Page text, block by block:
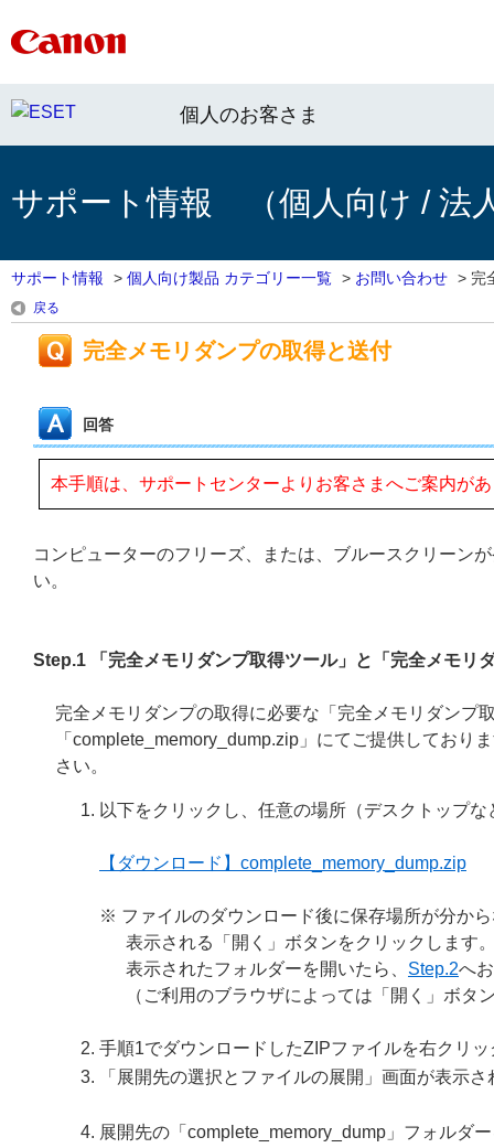
個人のお客さま
サポート情報 （個人向け / 法
サポート情報 > 個人向け製品 カテゴリー一覧 > お問い合わせ > 完
戻る
完全メモリダンプの取得と送付
回答
本手順は、サポートセンターよりお客さまへご案内が
コンピューターのフリーズ、または、ブルースクリーン
い。
Step.1 「完全メモリダンプ取得ツール」と「完全メモリ
完全メモリダンプの取得に必要な「完全メモリダンプ
「complete_memory_dump.zip」にてご提供しており
さい。
以下をクリックし、任意の場所（デスクトップ
【ダウンロード】complete_memory_dump.zip
※ ファイルのダウンロード後に保存場所が分か
表示される「開く」ボタンをクリックします
表示されたフォルダーを開いたら、 Step.2へ
（ご利用のブラウザによっては「開く」ボタ
手順1でダウンロードしたZIPファイルを右クリ
「展開先の選択とファイルの展開」画面が表示
展開先の「complete_memory_dump」フォルダ